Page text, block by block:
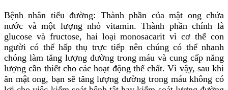
Bệnh nhân tiểu đường: Thành phần của mật ong chứa
nước và một lượng nhỏ vitamin. Thành phần chính là
glucose và fructose, hai loại monosacarit vì cơ thể con
người có thể hấp thụ trực tiếp nên chúng có thể nhanh
chóng làm tăng lượng đường trong máu và cung cấp năng
lượng cần thiết cho các hoạt động thể chất. Vì vậy, sau khi
ăn mật ong, bạn sẽ tăng lượng đường trong máu không có